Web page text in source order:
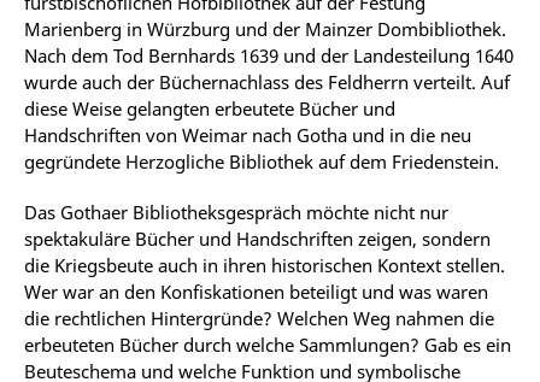
Marienberg in Würzburg und der Mainzer Dombibliothek.
Nach dem Tod Bernhards 1639 und der Landesteilung 1640
wurde auch der Büchernachlass des Feldherrn verteilt. Auf
diese Weise gelangten erbeutete Bücher und
Handschriften von Weimar nach Gotha und in die neu
gegründete Herzogliche Bibliothek auf dem Friedenstein.
Das Gothaer Bibliotheksgespräch möchte nicht nur
spektakuläre Bücher und Handschriften zeigen, sondern
die Kriegsbeute auch in ihren historischen Kontext stellen.
Wer war an den Konfiskationen beteiligt und was waren
die rechtlichen Hintergründe? Welchen Weg nahmen die
erbeuteten Bücher durch welche Sammlungen? Gab es ein
Beuteschema und welche Funktion und symbolische